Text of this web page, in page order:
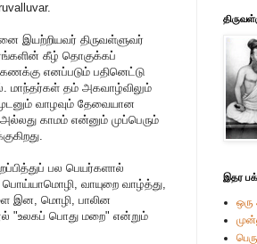
இயற்றியவர் திருவள்ளுவர்
கீழ் தொகுக்கப்
எனப்படும் பதினெட்டு
மாந்தர்கள் தம் அகவாழ்விலும்
வாழவும் தேவையான
காமம் என்னும் முப்பெரும்
பல பெயர்களால்
வாயுறை வாழ்த்து,
இன, மொழி, பாலின
"உலகப் பொது மறை" என்றும்
இதர
ஒரு